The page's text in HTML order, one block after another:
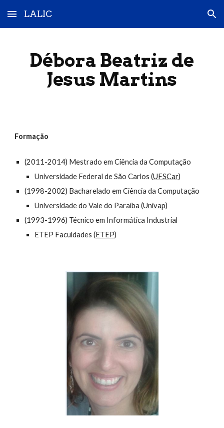
Skip to main content Skip to navigation
LALIC
Débora Beatriz de
Jesus Martins
Formação
(2011-2014) Mestrado em Ciência da Computação
Universidade Federal de São Carlos (UFSCar)
(1998-2002) Bacharelado em Ciência da Computação
Universidade do Vale do Paraíba (Univap)
(1993-1996) Técnico em Informática Industrial
ETEP Faculdades (ETEP)